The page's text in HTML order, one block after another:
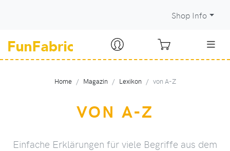
Shop Info
Home Magazin Lexikon von A-Z
VON A-Z
Einfache Erklärungen für viele Begriffe aus dem